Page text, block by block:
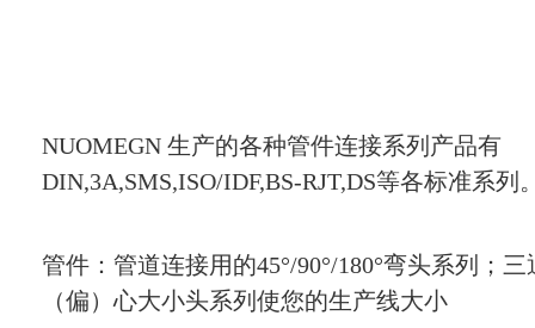
NUOMEGN 生产的各种管件连接系列产品有
DIN,3A,SMS,ISO/IDF,BS-RJT,DS等各标准系列
管件：管道连接用的45°/90°/180°弯头系列；
（偏）心大小头系列使您的生产线大小